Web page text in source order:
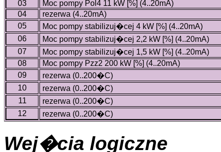
03
Moc pompy Pol4 11 kW [%] (4..20mA)
04
rezerwa (4..20mA)
05
Moc pompy stabilizuj�cej 4 kW [%] (4..20mA)
06
Moc pompy stabilizuj�cej 2,2 kW [%] (4..20mA)
07
Moc pompy stabilizuj�cej 1,5 kW [%] (4..20mA)
08
Moc pompy Pzz2 200 kW [%] (4..20mA)
09
rezerwa (0..200�C)
10
rezerwa (0..200�C)
11
rezerwa (0..200�C)
12
rezerwa (0..200�C)
Wej�cia logiczne